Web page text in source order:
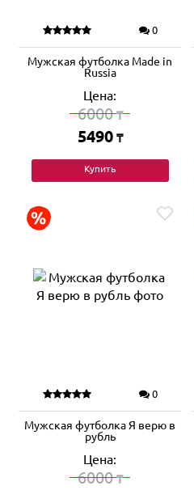
0
Мужская футболка Made in
Russia
Цена:
6000₸
5490 ₸
Купить
0
Мужская футболка Я верю в
рубль
Цена:
6000₸